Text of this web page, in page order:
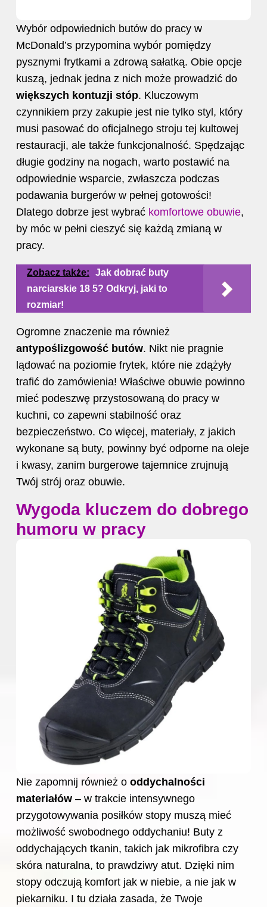
Wybór odpowiednich butów do pracy w
McDonald’s przypomina wybór pomiędzy
pysznymi frytkami a zdrową sałatką. Obie opcje
kuszą, jednak jedna z nich może prowadzić do
większych kontuzji stóp. Kluczowym
czynnikiem przy zakupie jest nie tylko styl, który
musi pasować do oficjalnego stroju tej kultowej
restauracji, ale także funkcjonalność. Spędzając
długie godziny na nogach, warto postawić na
odpowiednie wsparcie, zwłaszcza podczas
podawania burgerów w pełnej gotowości!
Dlatego dobrze jest wybrać komfortowe obuwie,
by móc w pełni cieszyć się każdą zmianą w
pracy.
Zobacz także:
Jak dobrać buty
narciarskie 18 5? Odkryj, jaki to
rozmiar!
Ogromne znaczenie ma również
antypoślizgowość butów. Nikt nie pragnie
lądować na poziomie frytek, które nie zdążyły
trafić do zamówienia! Właściwe obuwie powinno
mieć podeszwę przystosowaną do pracy w
kuchni, co zapewni stabilność oraz
bezpieczeństwo. Co więcej, materiały, z jakich
wykonane są buty, powinny być odporne na oleje
i kwasy, zanim burgerowe tajemnice zrujnują
Twój strój oraz obuwie.
Wygoda kluczem do dobrego
humoru w pracy
Nie zapomnij również o oddychalności
materiałów – w trakcie intensywnego
przygotowywania posiłków stopy muszą mieć
możliwość swobodnego oddychaniu! Buty z
oddychających tkanin, takich jak mikrofibra czy
skóra naturalna, to prawdziwy atut. Dzięki nim
stopy odczują komfort jak w niebie, a nie jak w
piekarniku. I tu działa zasada, że Twoje